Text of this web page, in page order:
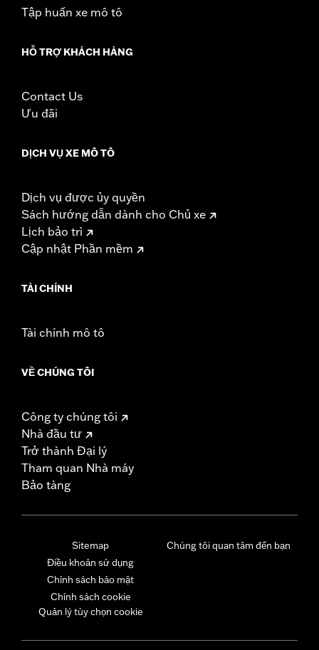
Tập huấn xe mô tô
HỖ TRỢ KHÁCH HÀNG
Contact Us
Ưu đãi
DỊCH VỤ XE MÔ TÔ
Dịch vụ được ủy quyền
Sách hướng dẫn dành cho Chủ xe
Lịch bảo trì
Cập nhật Phần mềm
TÀI CHÍNH
Tài chính mô tô
VỀ CHÚNG TÔI
Công ty chúng tôi
Nhà đầu tư
Trở thành Đại lý
Tham quan Nhà máy
Bảo tàng
Sitemap
Điều khoản sử dụng
Chính sách bảo mật
Chính sách cookie
Quản lý tùy chọn cookie
Chúng tôi quan tâm đến bạn